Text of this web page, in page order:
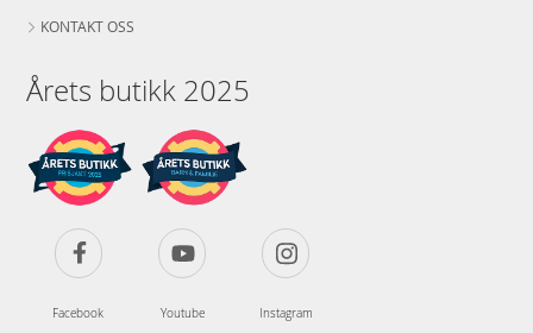
KONTAKT OSS
Årets butikk 2025
Facebook Youtube Instagram